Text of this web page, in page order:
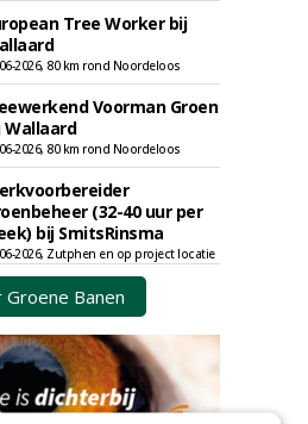
Tree Worker bij
2026, 80 km rond Noordeloos
Voorman Groen
Wallaard
2026, 80 km rond Noordeloos
(32-40 uur per
bij SmitsRinsma
2026, Zutphen en op project locatie
Groene Banen